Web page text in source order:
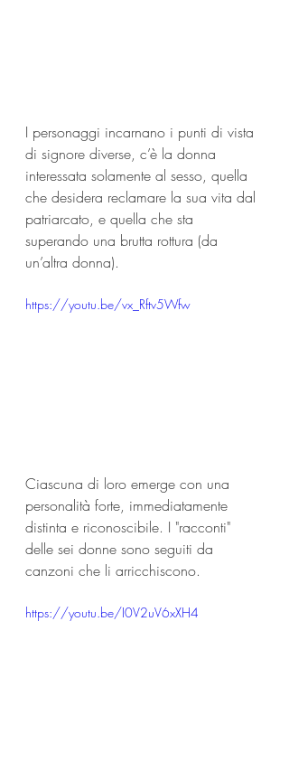
I personaggi incarnano i punti di vista
di signore diverse, c’è la donna
interessata solamente al sesso, quella
che desidera reclamare la sua vita dal
patriarcato, e quella che sta
superando una brutta rottura (da
un’altra donna).
https://youtu.be/vx_Rftv5Wfw
Ciascuna di loro emerge con una
personalità forte, immediatamente
distinta e riconoscibile. I "racconti"
delle sei donne sono seguiti da
canzoni che li arricchiscono.
https://youtu.be/I0V2uV6xXH4